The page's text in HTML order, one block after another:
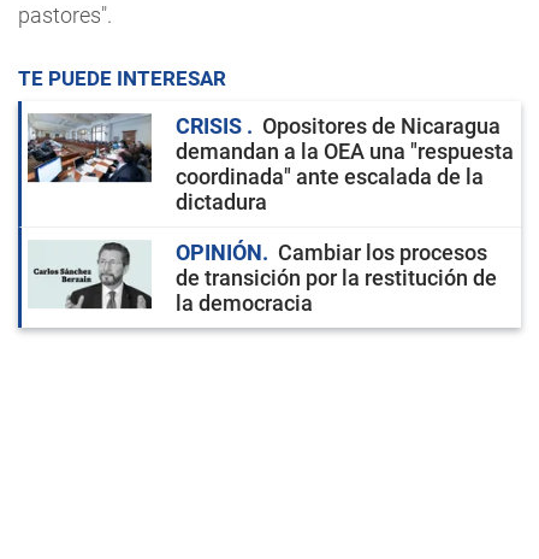
pastores".
TE PUEDE INTERESAR
CRISIS
Opositores de Nicaragua
demandan a la OEA una "respuesta
coordinada" ante escalada de la
dictadura
OPINIÓN
Cambiar los procesos
de transición por la restitución de
la democracia